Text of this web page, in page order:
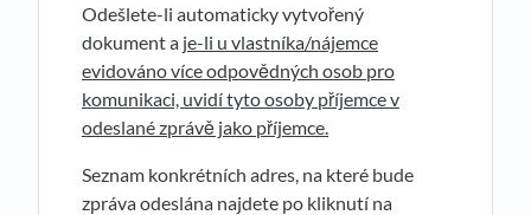
Odešlete-li automaticky vytvořený
dokument a je-li u vlastníka/nájemce
evidováno více odpovědných osob pro
komunikaci, uvidí tyto osoby příjemce v
odeslané zprávě jako příjemce.
Seznam konkrétních adres, na které bude
zpráva odeslána najdete po kliknutí na